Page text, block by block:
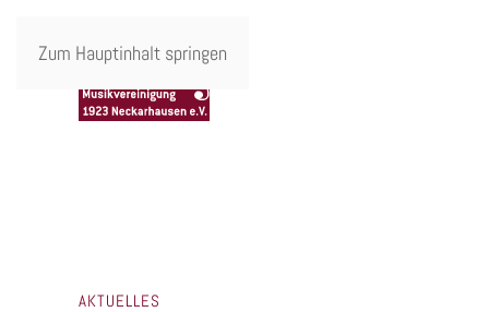
Zum Hauptinhalt springen
AKTUELLES